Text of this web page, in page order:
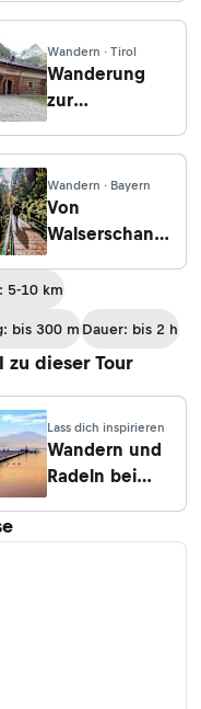
Wandern · Tirol
Wanderung
zur
von Maria
Schnee /
Virgen
Wandern · Bayern
Von
Walserschanz
Breitachklamm
5-10 km
bis 300 m Dauer: bis 2 h
zu dieser Tour
Lass dich inspirieren
Wandern und
Radeln bei